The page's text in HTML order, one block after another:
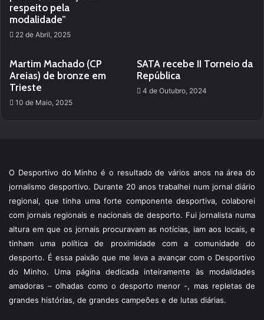
respeito pela
modalidade”
22 de Abril, 2025
Martim Machado (CP
Areias) de bronze em
Trieste
10 de Maio, 2025
SATA recebe II Torneio da
República
4 de Outubro, 2024
O Desportivo do Minho é o resultado de vários anos na área do
jornalismo desportivo. Durante 20 anos trabalhei num jornal diário
regional, que tinha uma forte componente desportiva, colaborei
com jornais regionais e nacionais de desporto. Fui jornalista numa
altura em que os jornais procuravam as notícias, iam aos locais, e
tinham uma política de proximidade com a comunidade do
desporto. É essa paixão que me leva a avançar com o Desportivo
do Minho. Uma página dedicada inteiramente às modalidades
amadoras – olhadas como o desporto menor -, mas repletas de
grandes histórias, de grandes campeões e de lutas diárias.